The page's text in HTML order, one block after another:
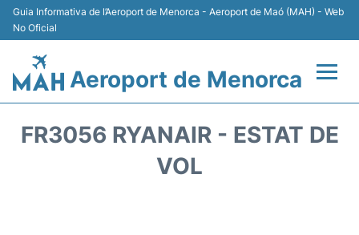
Guia Informativa de l’Aeroport de Menorca - Aeroport de Maó (MAH) - Web
No Oficial
Aeroport de Menorca
FR3056 RYANAIR - ESTAT DE
VOL